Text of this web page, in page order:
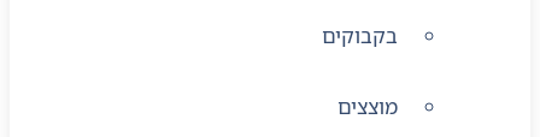
בקבוקים
מוצצים